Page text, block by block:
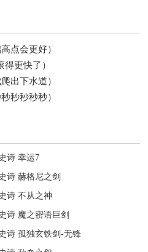
点会更好）
更快了）
出下水道）
秒秒秒秒）
诗 幸运7
诗 赫格尼之剑
诗 不从之神
诗 魔之密语巨剑
诗 孤独玄铁剑-无锋